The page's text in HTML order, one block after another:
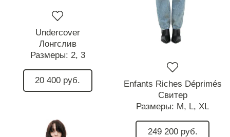
Undercover
Лонгслив
Размеры: 2, 3
20 400 руб.
Enfants Riches Déprimés
Свитер
Размеры: M, L, XL
249 200 руб.